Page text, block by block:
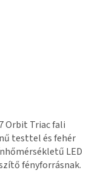
Orbit Triac fali
testtel és fehér
LED
fényforrásnak.